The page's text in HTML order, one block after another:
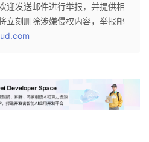
迎发送邮件进行举报，并提供相
立刻删除涉嫌侵权内容，举报邮